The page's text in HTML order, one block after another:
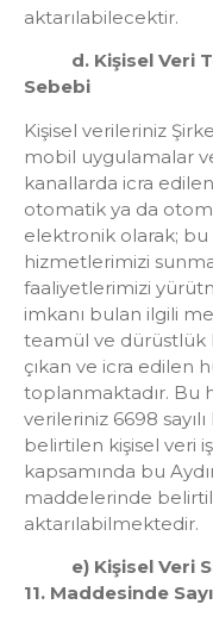
aktarılabilecektir.
d. Kişisel Veri
Sebebi
Kişisel verileriniz
mobil uygulamalar
kanallarda icra
otomatik ya da
elektronik olarak; bu
hizmetlerimizi
faaliyetlerimizi
imkanı bulan ilgili
teamül ve dürüstlük
çıkan ve icra edilen
toplanmaktadır. Bu
verileriniz 6698
belirtilen kişisel veri
kapsamında bu
maddelerinde
aktarılabilmektedir.
e) Kişisel Veri
11. Maddesinde